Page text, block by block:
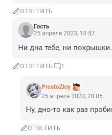
ОТВЕТИТЬ
Гость
25 апреля 2023, 18:57
Ни дна тебе, ни
ОТВЕТИТЬ 1
ProstoZloy
25 апреля 2023, 20:05
Ну, дно-то как раз
ОТВЕТИТЬ